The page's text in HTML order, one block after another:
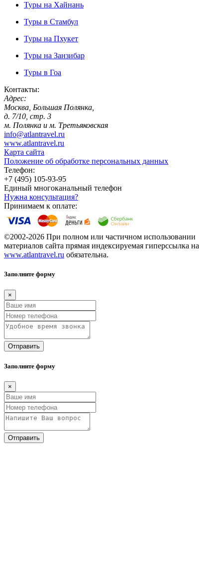
Туры на Хайнань
Туры в Стамбул
Туры на Пхукет
Туры на Занзибар
Туры в Гоа
Контакты:
Адрес:
Москва, Большая Полянка,
д. 7/10, стр. 3
м. Полянка и м. Третьяковская
info@atlantravel.ru
www.atlantravel.ru
Карта сайта
Положение об обработке персональных данных
Телефон:
+7 (495) 105-93-95
Единый многоканальный телефон
Нужна консультация?
Принимаем к оплате:
©2002-2026 При полном или частичном использовании
материалов сайта прямая индексируемая гиперссылка на
www.atlantravel.ru обязательна.
Заполните форму
×
Отправить
Заполните форму
×
Отправить